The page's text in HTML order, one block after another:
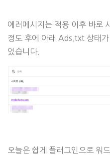
에러메시지는 적용 이후 바로
정도 후에 아래 Ads.txt 상태
었습니다.
오늘은 쉽게 플러그인으로 워